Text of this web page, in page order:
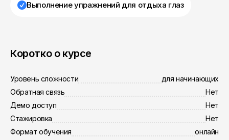
Выполнение упражнений для отдыха глаз
Коротко о курсе
Уровень сложности
для начинающих
Обратная связь
Нет
Демо доступ
Нет
Стажировка
Нет
Формат обучения
онлайн